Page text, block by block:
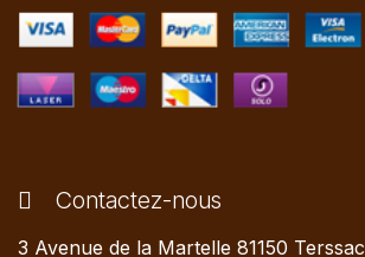
Contactez-nous
3 Avenue de la Martelle 81150 Terssac